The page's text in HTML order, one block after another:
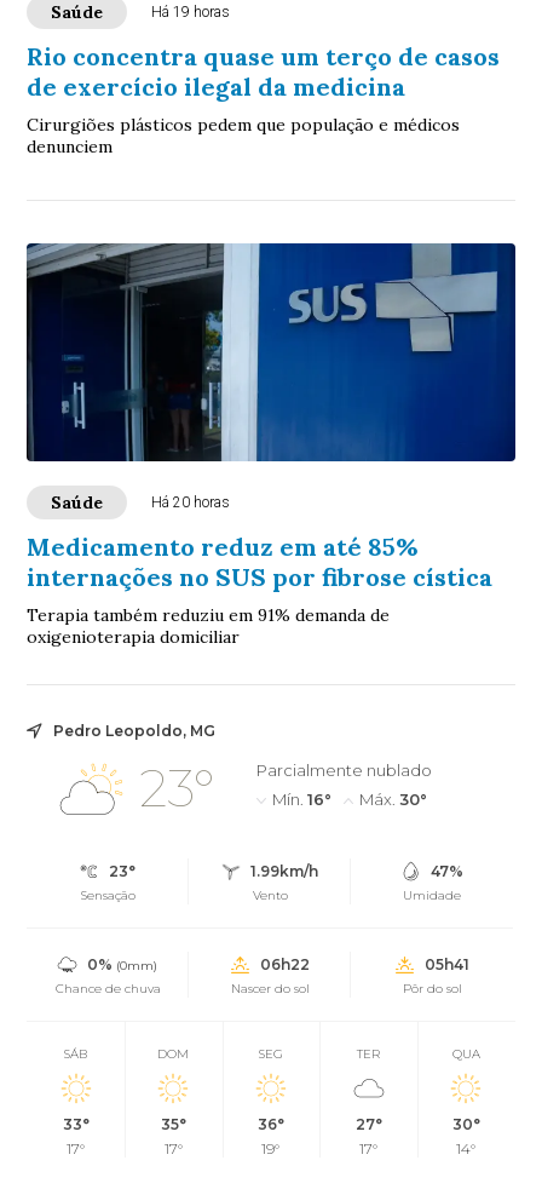
Saúde Há 19 horas
Rio concentra quase um terço de casos
de exercício ilegal da medicina
Cirurgiões plásticos pedem que população e médicos
denunciem
Saúde Há 20 horas
Medicamento reduz em até 85%
internações no SUS por fibrose cística
Terapia também reduziu em 91% demanda de
oxigenioterapia domiciliar
Pedro Leopoldo, MG
23°
Parcialmente nublado
Mín. 16° Máx. 30°
23°
Sensação
1.99km/h
Vento
47%
Umidade
0% (0mm)
Chance de chuva
06h22
Nascer do sol
05h41
Pôr do sol
SÁB
33°
17°
DOM
35°
17°
SEG
36°
19°
TER
27°
17°
QUA
30°
14°